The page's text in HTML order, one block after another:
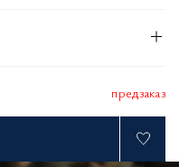
предзаказ